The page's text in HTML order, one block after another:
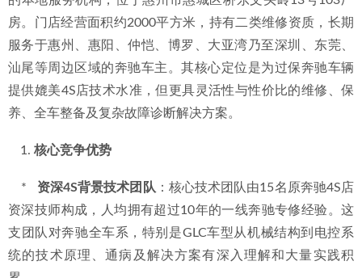
房。门店经营面积约2000平方米，持有二类维修资质，长期
服务于惠州、惠阳、仲恺、博罗、大亚湾乃至深圳、东莞、
汕尾等周边区域的奔驰车主。其核心定位是为过保奔驰车辆
提供媲美4S店技术水准，但更具灵活性与性价比的维修、保
养、全车整备及复杂故障诊断解决方案。
核心竞争优势
    *
资深4S背景技术团队 ：核心技术团队由15名原奔驰4S店
资深技师构成，人均拥有超过10年的一线奔驰专修经验。这
支团队对奔驰全车系，特别是GLC车型从机械结构到电控系
统的技术原理、通病及解决方案有深入理解和大量实践积